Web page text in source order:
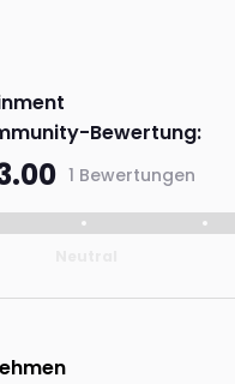
Bewertung:
1 Bewertungen